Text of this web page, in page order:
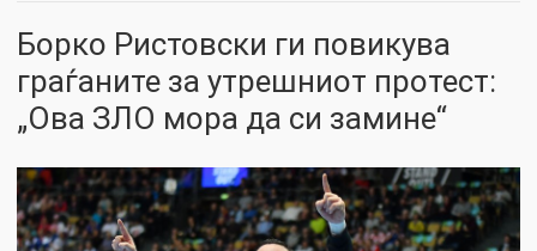
Борко Ристовски ги повикува
граѓаните за утрешниот протест:
„Ова ЗЛО мора да си замине“